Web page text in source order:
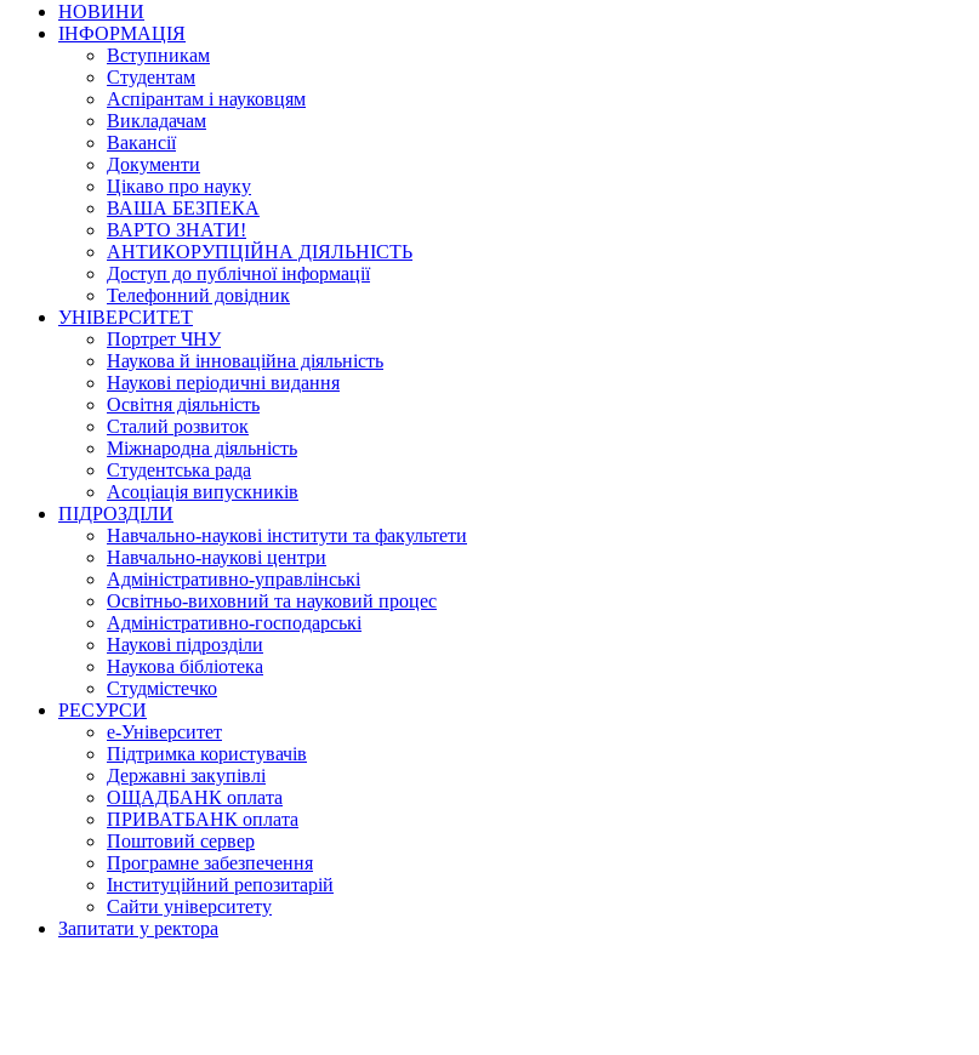
НОВИНИ
ІНФОРМАЦІЯ
Вступникам
Студентам
Аспірантам і науковцям
Викладачам
Вакансії
Документи
Цікаво про науку
ВАША БЕЗПЕКА
ВАРТО ЗНАТИ!
АНТИКОРУПЦІЙНА ДІЯЛЬНІСТЬ
Доступ до публічної інформації
Телефонний довідник
УНІВЕРСИТЕТ
Портрет ЧНУ
Наукова й інноваційна діяльність
Наукові періодичні видання
Освітня діяльність
Сталий розвиток
Міжнародна діяльність
Студентська рада
Асоціація випускників
ПІДРОЗДІЛИ
Навчально-наукові інститути та факультети
Навчально-наукові центри
Адміністративно-управлінські
Освітньо-виховний та науковий процес
Адміністративно-господарські
Наукові підрозділи
Наукова бібліотека
Студмістечко
РЕСУРСИ
е-Університет
Підтримка користувачів
Державні закупівлі
ОЩАДБАНК оплата
ПРИВАТБАНК оплата
Поштовий сервер
Програмне забезпечення
Інституційний репозитарій
Сайти університету
Запитати у ректора